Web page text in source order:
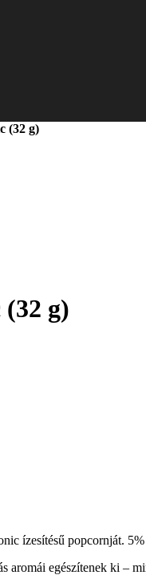
(32 g)
g)
ízesítésű popcornját.
aromái egészítenek ki –